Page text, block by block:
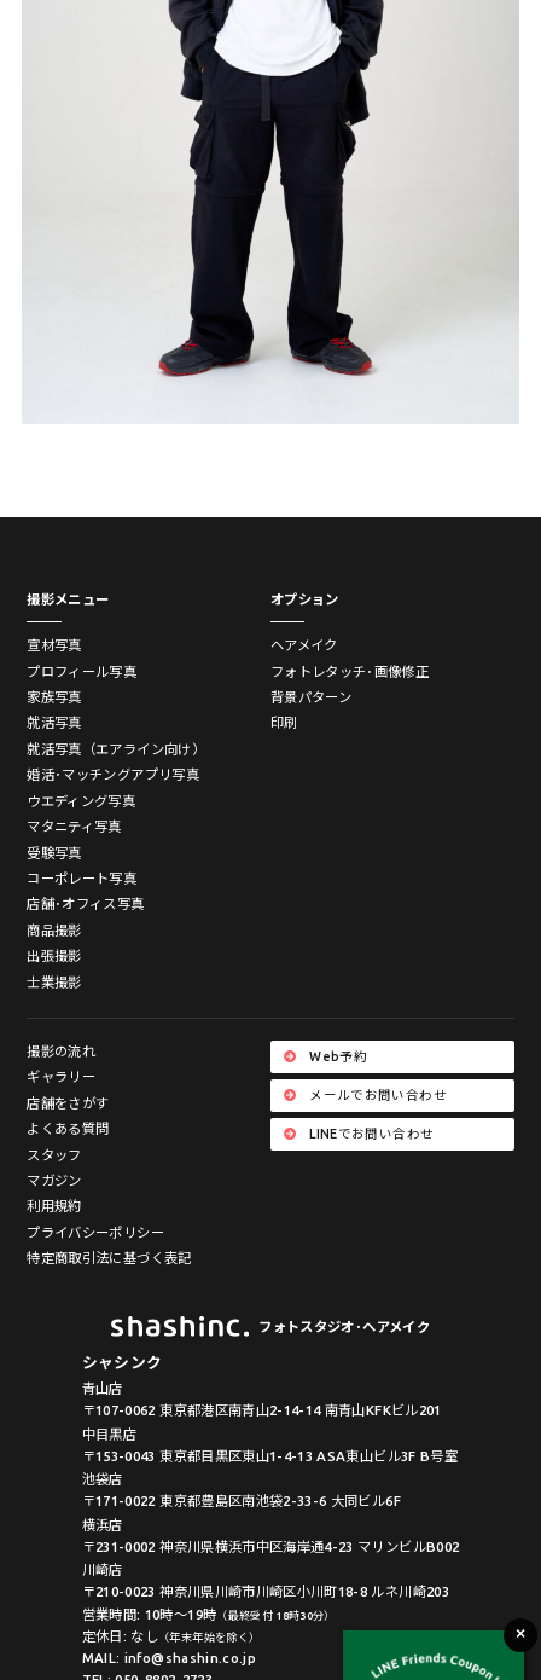
撮影メニュー
宣材写真
プロフィール写真
家族写真
就活写真
就活写真（エアライン向け）
婚活･マッチングアプリ写真
ウエディング写真
マタニティ写真
受験写真
コーポレート写真
店舗･オフィス写真
商品撮影
出張撮影
士業撮影
オプション
ヘアメイク
フォトレタッチ･画像修正
背景パターン
印刷
撮影の流れ
ギャラリー
店舗をさがす
よくある質問
スタッフ
マガジン
利用規約
プライバシーポリシー
特定商取引法に基づく表記
Web予約
メールでお問い合わせ
LINEでお問い合わせ
フォトスタジオ･ヘアメイク
シャシンク
青山店
〒107-0062 東京都港区南青山2-14-14 南青山KFKビル201
中目黒店
〒153-0043 東京都目黒区東山1-4-13 ASA東山ビル3F B号室
池袋店
〒171-0022 東京都豊島区南池袋2-33-6 大同ビル6F
横浜店
〒231-0002 神奈川県横浜市中区海岸通4-23 マリンビルB002
川崎店
〒210-0023 神奈川県川崎市川崎区小川町18-8 ルネ川崎203
営業時間: 10時〜19時 （最終受付 18時30分）
定休日: なし （年末年始を除く）
MAIL: info@shashin.co.jp